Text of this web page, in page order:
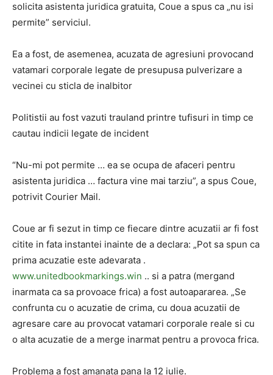
solicita asistenta juridica gratuita, Coue a spus ca „nu isi
permite” serviciul.
Ea a fost, de asemenea, acuzata de agresiuni provocand
vatamari corporale legate de presupusa pulverizare a
vecinei cu sticla de inalbitor
Politistii au fost vazuti trauland printre tufisuri in timp ce
cautau indicii legate de incident
“Nu-mi pot permite … ea se ocupa de afaceri pentru
asistenta juridica … factura vine mai tarziu”, a spus Coue,
potrivit Courier Mail.
Coue ar fi sezut in timp ce fiecare dintre acuzatii ar fi fost
citite in fata instantei inainte de a declara: „Pot sa spun ca
prima acuzatie este adevarata .
www.unitedbookmarkings.win .. si a patra (mergand
inarmata ca sa provoace frica) a fost autoapararea. „Se
confrunta cu o acuzatie de crima, cu doua acuzatii de
agresare care au provocat vatamari corporale reale si cu
o alta acuzatie de a merge inarmat pentru a provoca frica.
Problema a fost amanata pana la 12 iulie.